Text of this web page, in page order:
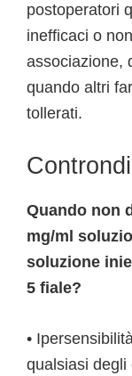
postoperatori
inefficaci o
associazione,
quando altri
tollerati.
Quando non
mg/ml
soluzione
5 fiale?
•
qualsiasi degli